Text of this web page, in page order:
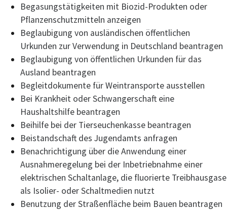
Begasungstätigkeiten mit Biozid-Produkten oder
Pflanzenschutzmitteln anzeigen
Beglaubigung von ausländischen öffentlichen
Urkunden zur Verwendung in Deutschland beantragen
Beglaubigung von öffentlichen Urkunden für das
Ausland beantragen
Begleitdokumente für Weintransporte ausstellen
Bei Krankheit oder Schwangerschaft eine
Haushaltshilfe beantragen
Beihilfe bei der Tierseuchenkasse beantragen
Beistandschaft des Jugendamts anfragen
Benachrichtigung über die Anwendung einer
Ausnahmeregelung bei der Inbetriebnahme einer
elektrischen Schaltanlage, die fluorierte Treibhausgase
als Isolier- oder Schaltmedien nutzt
Benutzung der Straßenfläche beim Bauen beantragen